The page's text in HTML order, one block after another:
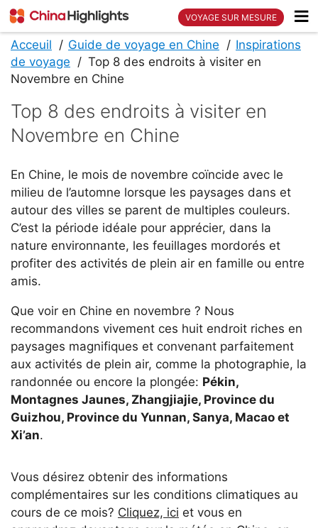
VOYAGE SUR MESURE
Acceuil Guide de voyage en Chine
Inspirations
de voyage
Top 8 des endroits à visiter en
Novembre en Chine
Top 8 des endroits à visiter en
Novembre en Chine
En Chine, le mois de novembre coïncide avec le
milieu de l’automne lorsque les paysages dans et
autour des villes se parent de multiples couleurs.
C’est la période idéale pour apprécier, dans la
nature environnante, les feuillages mordorés et
profiter des activités de plein air en famille ou entre
amis.
Que voir en Chine en novembre ? Nous
recommandons vivement ces huit endroit riches en
paysages magnifiques et convenant parfaitement
aux activités de plein air, comme la photographie, la
randonnée ou encore la plongée: Pékin,
Montagnes Jaunes, Zhangjiajie, Province du
Guizhou, Province du Yunnan, Sanya, Macao et
Xi’an.
Vous désirez obtenir des informations
complémentaires sur les conditions climatiques au
cours de ce mois? Cliquez, ici et vous en